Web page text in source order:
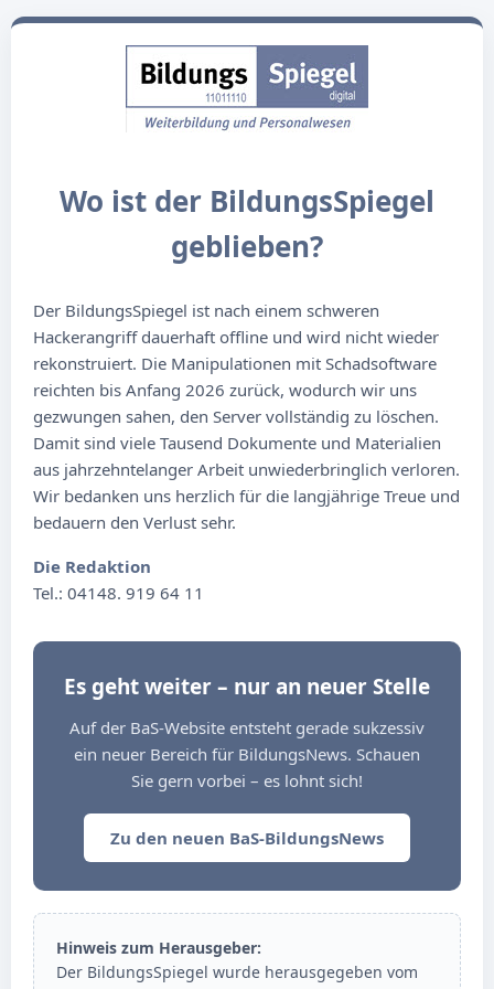
Wo ist der BildungsSpiegel
geblieben?
Der BildungsSpiegel ist nach einem schweren
Hackerangriff dauerhaft offline und wird nicht wieder
rekonstruiert. Die Manipulationen mit Schadsoftware
reichten bis Anfang 2026 zurück, wodurch wir uns
gezwungen sahen, den Server vollständig zu löschen.
Damit sind viele Tausend Dokumente und Materialien
aus jahrzehntelanger Arbeit unwiederbringlich verloren.
Wir bedanken uns herzlich für die langjährige Treue und
bedauern den Verlust sehr.
Die Redaktion
Tel.: 04148. 919 64 11
Es geht weiter – nur an neuer Stelle
Auf der BaS-Website entsteht gerade sukzessiv
ein neuer Bereich für BildungsNews. Schauen
Sie gern vorbei – es lohnt sich!
Zu den neuen BaS-BildungsNews
Hinweis zum Herausgeber:
Der BildungsSpiegel wurde herausgegeben vom